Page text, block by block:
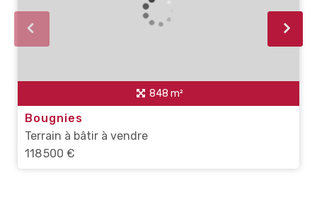
848 m²
Bougnies
Terrain à bâtir à vendre
118 500 €